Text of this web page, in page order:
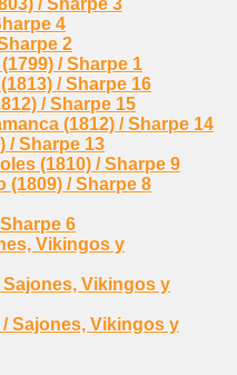
4
2
/ Sharpe 1
/ Sharpe 16
/ Sharpe 15
(1812) / Sharpe 14
/ Sharpe 13
(1810) / Sharpe 9
(1809) / Sharpe 8
6
Vikingos y
Vikingos y
Sajones, Vikingos y